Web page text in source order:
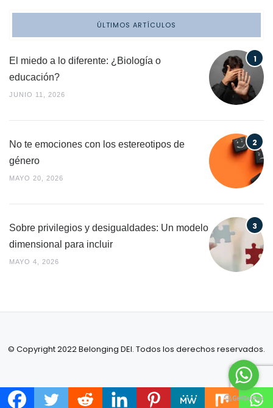
ÚLTIMOS ARTÍCULOS
El miedo a lo diferente: ¿Biología o
educación?
JUNIO 11, 2026
No te emociones con los estereotipos de
género
MAYO 20, 2026
Sobre privilegios y desigualdades: Un modelo
dimensional para incluir
MAYO 4, 2026
© Copyright 2022 Belonging DEI. Todos los derechos reservados.